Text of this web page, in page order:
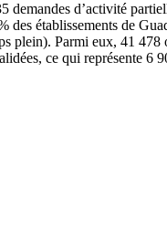
demandes d’activité
des établissements de
plein). Parmi eux, 41
ce qui représente 6